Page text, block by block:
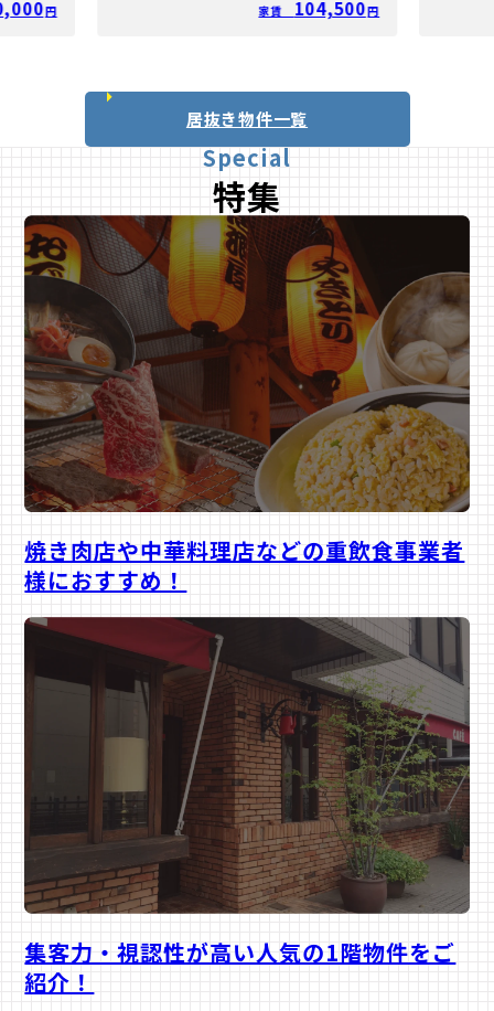
円 家賃 104,500円
居抜き物件一覧
Special
特集
重飲食
焼き肉店や中華料理店などの重飲食事業者
様におすすめ！
1階店舗
集客力・視認性が高い人気の1階物件をご
紹介！